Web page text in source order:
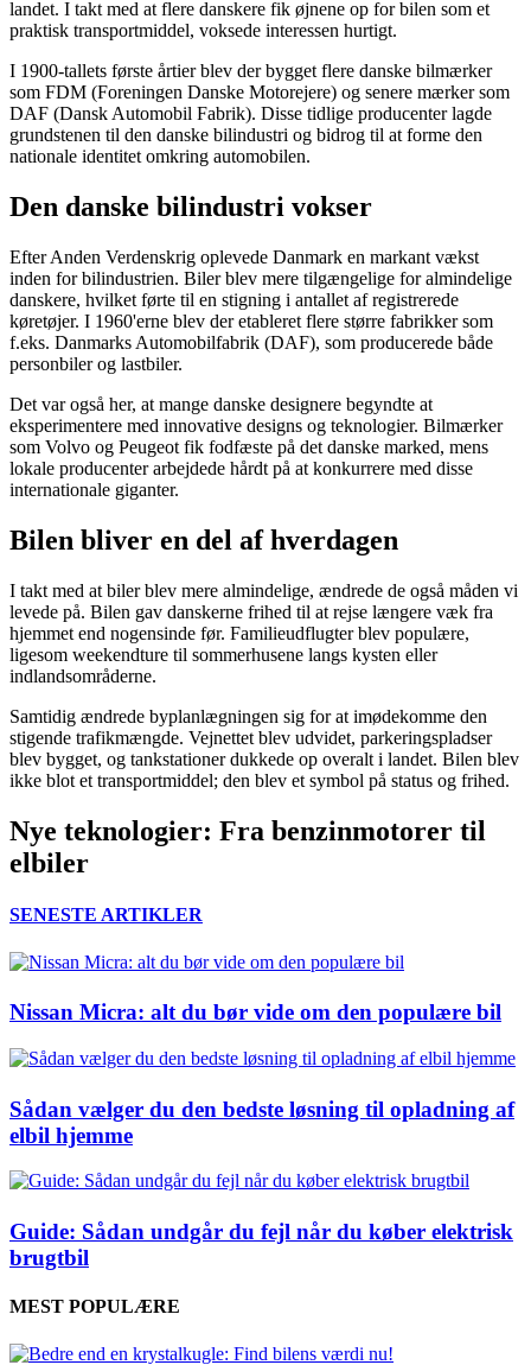
landet. I takt med at flere danskere fik øjnene op for bilen som et
praktisk transportmiddel, voksede interessen hurtigt.
I 1900-tallets første årtier blev der bygget flere danske bilmærker
som FDM (Foreningen Danske Motorejere) og senere mærker som
DAF (Dansk Automobil Fabrik). Disse tidlige producenter lagde
grundstenen til den danske bilindustri og bidrog til at forme den
nationale identitet omkring automobilen.
Den danske bilindustri vokser
Efter Anden Verdenskrig oplevede Danmark en markant vækst
inden for bilindustrien. Biler blev mere tilgængelige for almindelige
danskere, hvilket førte til en stigning i antallet af registrerede
køretøjer. I 1960'erne blev der etableret flere større fabrikker som
f.eks. Danmarks Automobilfabrik (DAF), som producerede både
personbiler og lastbiler.
Det var også her, at mange danske designere begyndte at
eksperimentere med innovative designs og teknologier. Bilmærker
som Volvo og Peugeot fik fodfæste på det danske marked, mens
lokale producenter arbejdede hårdt på at konkurrere med disse
internationale giganter.
Bilen bliver en del af hverdagen
I takt med at biler blev mere almindelige, ændrede de også måden vi
levede på. Bilen gav danskerne frihed til at rejse længere væk fra
hjemmet end nogensinde før. Familieudflugter blev populære,
ligesom weekendture til sommerhusene langs kysten eller
indlandsområderne.
Samtidig ændrede byplanlægningen sig for at imødekomme den
stigende trafikmængde. Vejnettet blev udvidet, parkeringspladser
blev bygget, og tankstationer dukkede op overalt i landet. Bilen blev
ikke blot et transportmiddel; den blev et symbol på status og frihed.
Nye teknologier: Fra benzinmotorer til
elbiler
SENESTE ARTIKLER
Nissan Micra: alt du bør vide om den populære bil
Sådan vælger du den bedste løsning til opladning af
elbil hjemme
Guide: Sådan undgår du fejl når du køber elektrisk
brugtbil
MEST POPULÆRE